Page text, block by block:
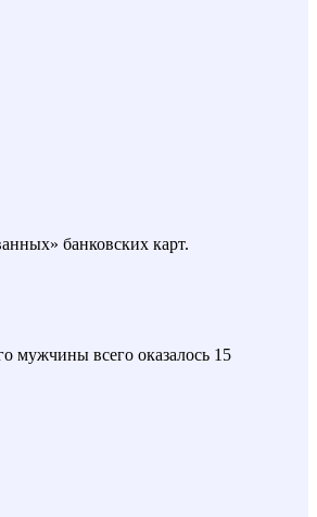
банковских карт.
мужчины всего оказалось 15